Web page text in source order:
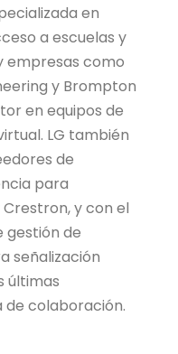
en
a escuelas y
empresas como
y Brompton
en equipos de
LG también
de
para
y con el
gestión de
señalización
últimas
de colaboración.